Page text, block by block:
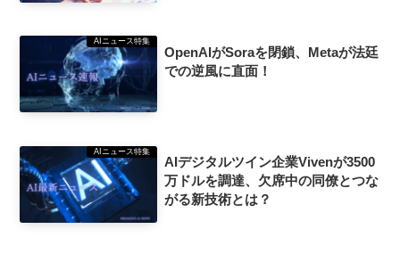
AIニュース特集
OpenAIがSoraを閉鎖、Metaが法廷
での逆風に直面！
AIニュース特集
AIデジタルツイン企業Vivenが3500
万ドルを調達、欠席中の同僚とつな
がる新技術とは？